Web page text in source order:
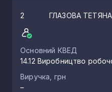
2 ГЛАЗОВА
Основний КВЕД
14.12 Виробництво
Виручка, грн
–